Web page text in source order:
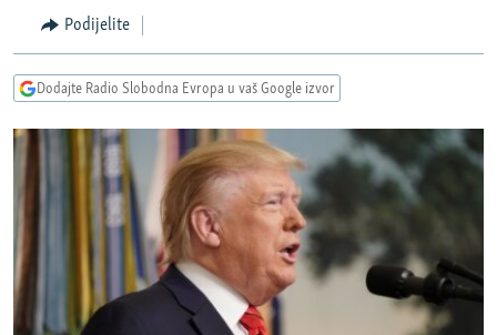
Pređite
na
pretragu
VIZUELNO
INFOGRAFIKE
RAT U UKRAJINI
KINA NA BALKANU
RSE PRIČE IZ SVIJETA
ISPRIČAJ MI
DNEVNO@RSE
SPECIJALI RSE
Podijelite
Dodajte Radio Slobodna Evropa u vaš Google izvor